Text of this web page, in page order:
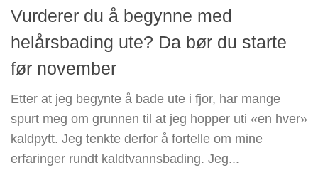
Vurderer du å begynne med
helårsbading ute? Da bør du starte
før november
Etter at jeg begynte å bade ute i fjor, har mange
spurt meg om grunnen til at jeg hopper uti «en hver»
kaldpytt. Jeg tenkte derfor å fortelle om mine
erfaringer rundt kaldtvannsbading. Jeg...